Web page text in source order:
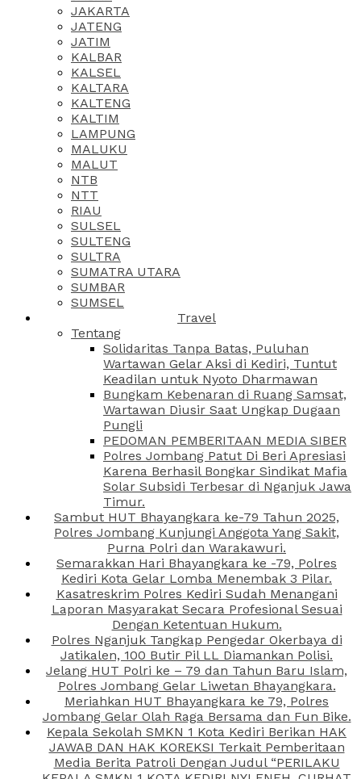
JAKARTA
JATENG
JATIM
KALBAR
KALSEL
KALTARA
KALTENG
KALTIM
LAMPUNG
MALUKU
MALUT
NTB
NTT
RIAU
SULSEL
SULTENG
SULTRA
SUMATRA UTARA
SUMBAR
SUMSEL
Travel
Tentang
Solidaritas Tanpa Batas, Puluhan
Wartawan Gelar Aksi di Kediri, Tuntut
Keadilan untuk Nyoto Dharmawan
Bungkam Kebenaran di Ruang Samsat,
Wartawan Diusir Saat Ungkap Dugaan
Pungli
PEDOMAN PEMBERITAAN MEDIA SIBER
Polres Jombang Patut Di Beri Apresiasi
Karena Berhasil Bongkar Sindikat Mafia
Solar Subsidi Terbesar di Nganjuk Jawa
Timur.
Sambut HUT Bhayangkara ke-79 Tahun 2025,
Polres Jombang Kunjungi Anggota Yang Sakit,
Purna Polri dan Warakawuri.
Semarakkan Hari Bhayangkara ke -79, Polres
Kediri Kota Gelar Lomba Menembak 3 Pilar.
Kasatreskrim Polres Kediri Sudah Menangani
Laporan Masyarakat Secara Profesional Sesuai
Dengan Ketentuan Hukum.
Polres Nganjuk Tangkap Pengedar Okerbaya di
Jatikalen, 100 Butir Pil LL Diamankan Polisi.
Jelang HUT Polri ke – 79 dan Tahun Baru Islam,
Polres Jombang Gelar Liwetan Bhayangkara.
Meriahkan HUT Bhayangkara ke 79, Polres
Jombang Gelar Olah Raga Bersama dan Fun Bike.
Kepala Sekolah SMKN 1 Kota Kediri Berikan HAK
JAWAB DAN HAK KOREKSI Terkait Pemberitaan
Media Berita Patroli Dengan Judul “PERILAKU